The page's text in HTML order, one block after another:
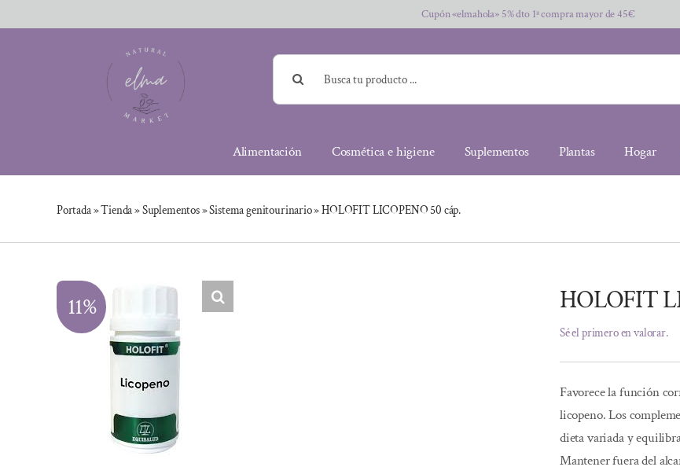
al
Cupón «elmahola» 5% dto 1ª compra mayor de 45€
Buscar:
Alimentación Cosmética e higiene Suplementos Plantas Hogar
Portada»Tienda»Suplementos»Sistema genitourinario»HOLOFIT LICOPENO 50 cáp.
11% HOLOFIT
Sé el primero en valorar.
Favorece la función
licopeno. Los
dieta variada y
Mantener fuera del